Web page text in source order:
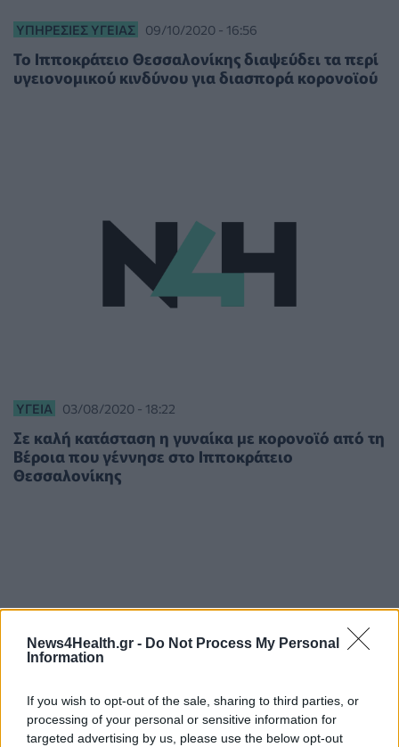
News4Health.gr - Do Not Process My Personal
Information
If you wish to opt-out of the sale, sharing to third parties, or
processing of your personal or sensitive information for
targeted advertising by us, please use the below opt-out
ΥΠΗΡΕΣΊΕΣ ΥΓΕΊΑΣ 09/10/2020 - 16:56
Το Ιπποκράτειο Θεσσαλονίκης διαψεύδει τα περί
υγειονομικού κινδύνου για διασπορά κορονοϊού
ΥΓΕΊΑ 03/08/2020 - 18:22
Σε καλή κατάσταση η γυναίκα με κορονοϊό από τη
Βέροια που γέννησε στο Ιπποκράτειο
Θεσσαλονίκης